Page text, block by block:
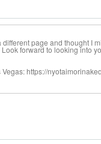
page and thought I
forward to looking into
https://